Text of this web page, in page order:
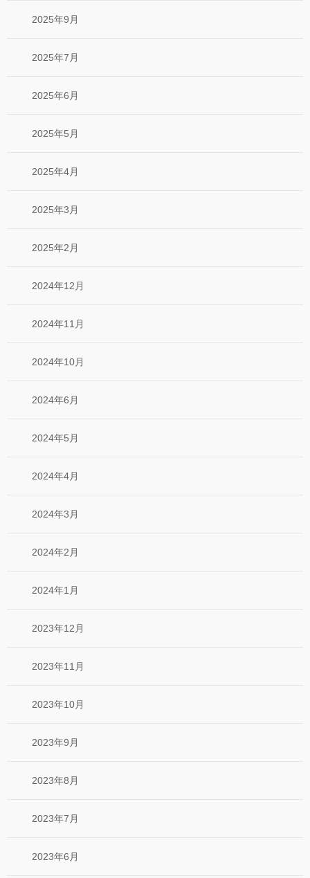
2025年9月
2025年7月
2025年6月
2025年5月
2025年4月
2025年3月
2025年2月
2024年12月
2024年11月
2024年10月
2024年6月
2024年5月
2024年4月
2024年3月
2024年2月
2024年1月
2023年12月
2023年11月
2023年10月
2023年9月
2023年8月
2023年7月
2023年6月